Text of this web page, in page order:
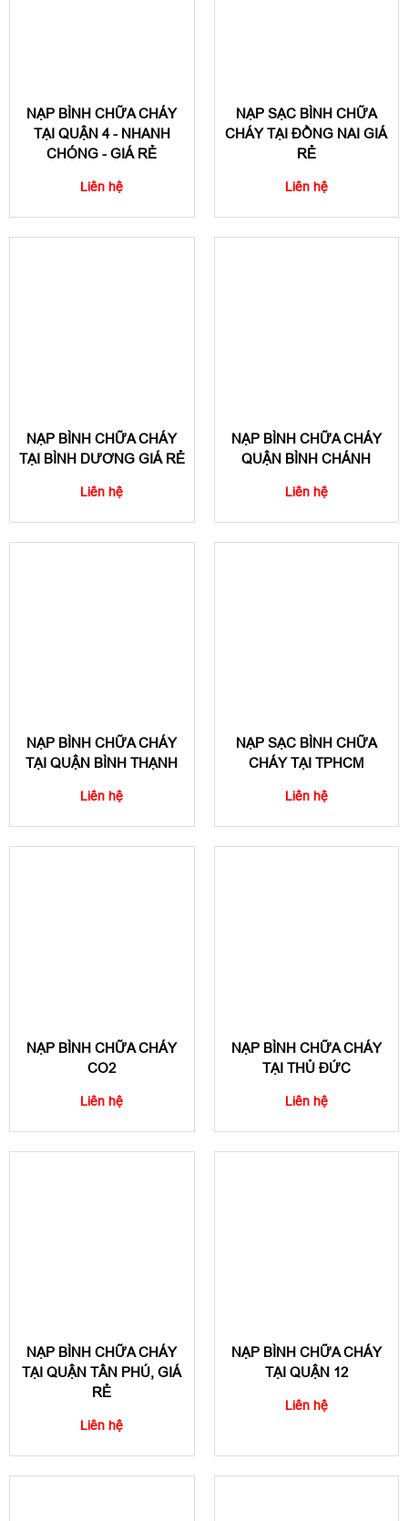
NẠP BÌNH CHỮA CHÁY
TẠI QUẬN 4 - NHANH
CHÓNG - GIÁ RẺ
Liên hệ
NẠP SẠC BÌNH CHỮA
CHÁY TẠI ĐỒNG NAI GIÁ
RẺ
Liên hệ
NẠP BÌNH CHỮA CHÁY
TẠI BÌNH DƯƠNG GIÁ RẺ
Liên hệ
NẠP BÌNH CHỮA CHÁY
QUẬN BÌNH CHÁNH
Liên hệ
NẠP BÌNH CHỮA CHÁY
TẠI QUẬN BÌNH THẠNH
Liên hệ
NẠP SẠC BÌNH CHỮA
CHÁY TẠI TPHCM
Liên hệ
NẠP BÌNH CHỮA CHÁY
CO2
Liên hệ
NẠP BÌNH CHỮA CHÁY
TẠI THỦ ĐỨC
Liên hệ
NẠP BÌNH CHỮA CHÁY
TẠI QUẬN TÂN PHÚ, GIÁ
RẺ
Liên hệ
NẠP BÌNH CHỮA CHÁY
TẠI QUẬN 12
Liên hệ